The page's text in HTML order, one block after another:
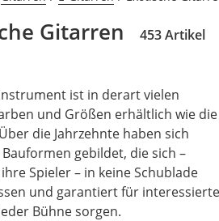
Gitarren 453 Artikel
ist in derart vielen
und Größen erhältlich wie die
die Jahrzehnte haben sich
gebildet, die sich –
Spieler – in keine Schublade
und garantiert für interessierte
Bühne sorgen.